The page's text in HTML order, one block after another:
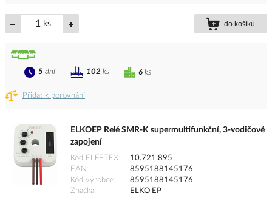
ks do košíku
Přidat k porovnání
6 ks
5 dní 102 ks
ELKOEP Relé SMR-K supermultifunkční, 3-vodičové
zapojení
Kód ELFETEX
10.721.895
EAN
8595188145176
Kód výrobce
8595188145176
Značka
ELKO EP